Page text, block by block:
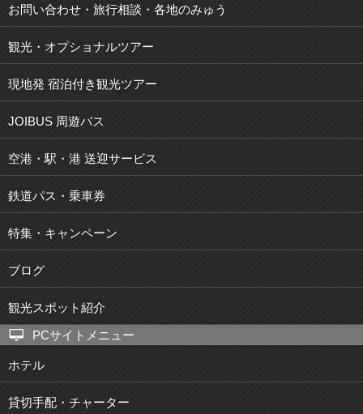
お問い合わせ・旅行相談・各地のみゅう
観光・オプショナルツアー
現地発 宿泊付き観光ツアー
JOIBUS 周遊バス
空港・駅・港 送迎サービス
鉄道パス・乗車券
特集・キャンペーン
ブログ
観光スポット紹介
PCサイトメニュー
ホテル
貸切手配・チャーター